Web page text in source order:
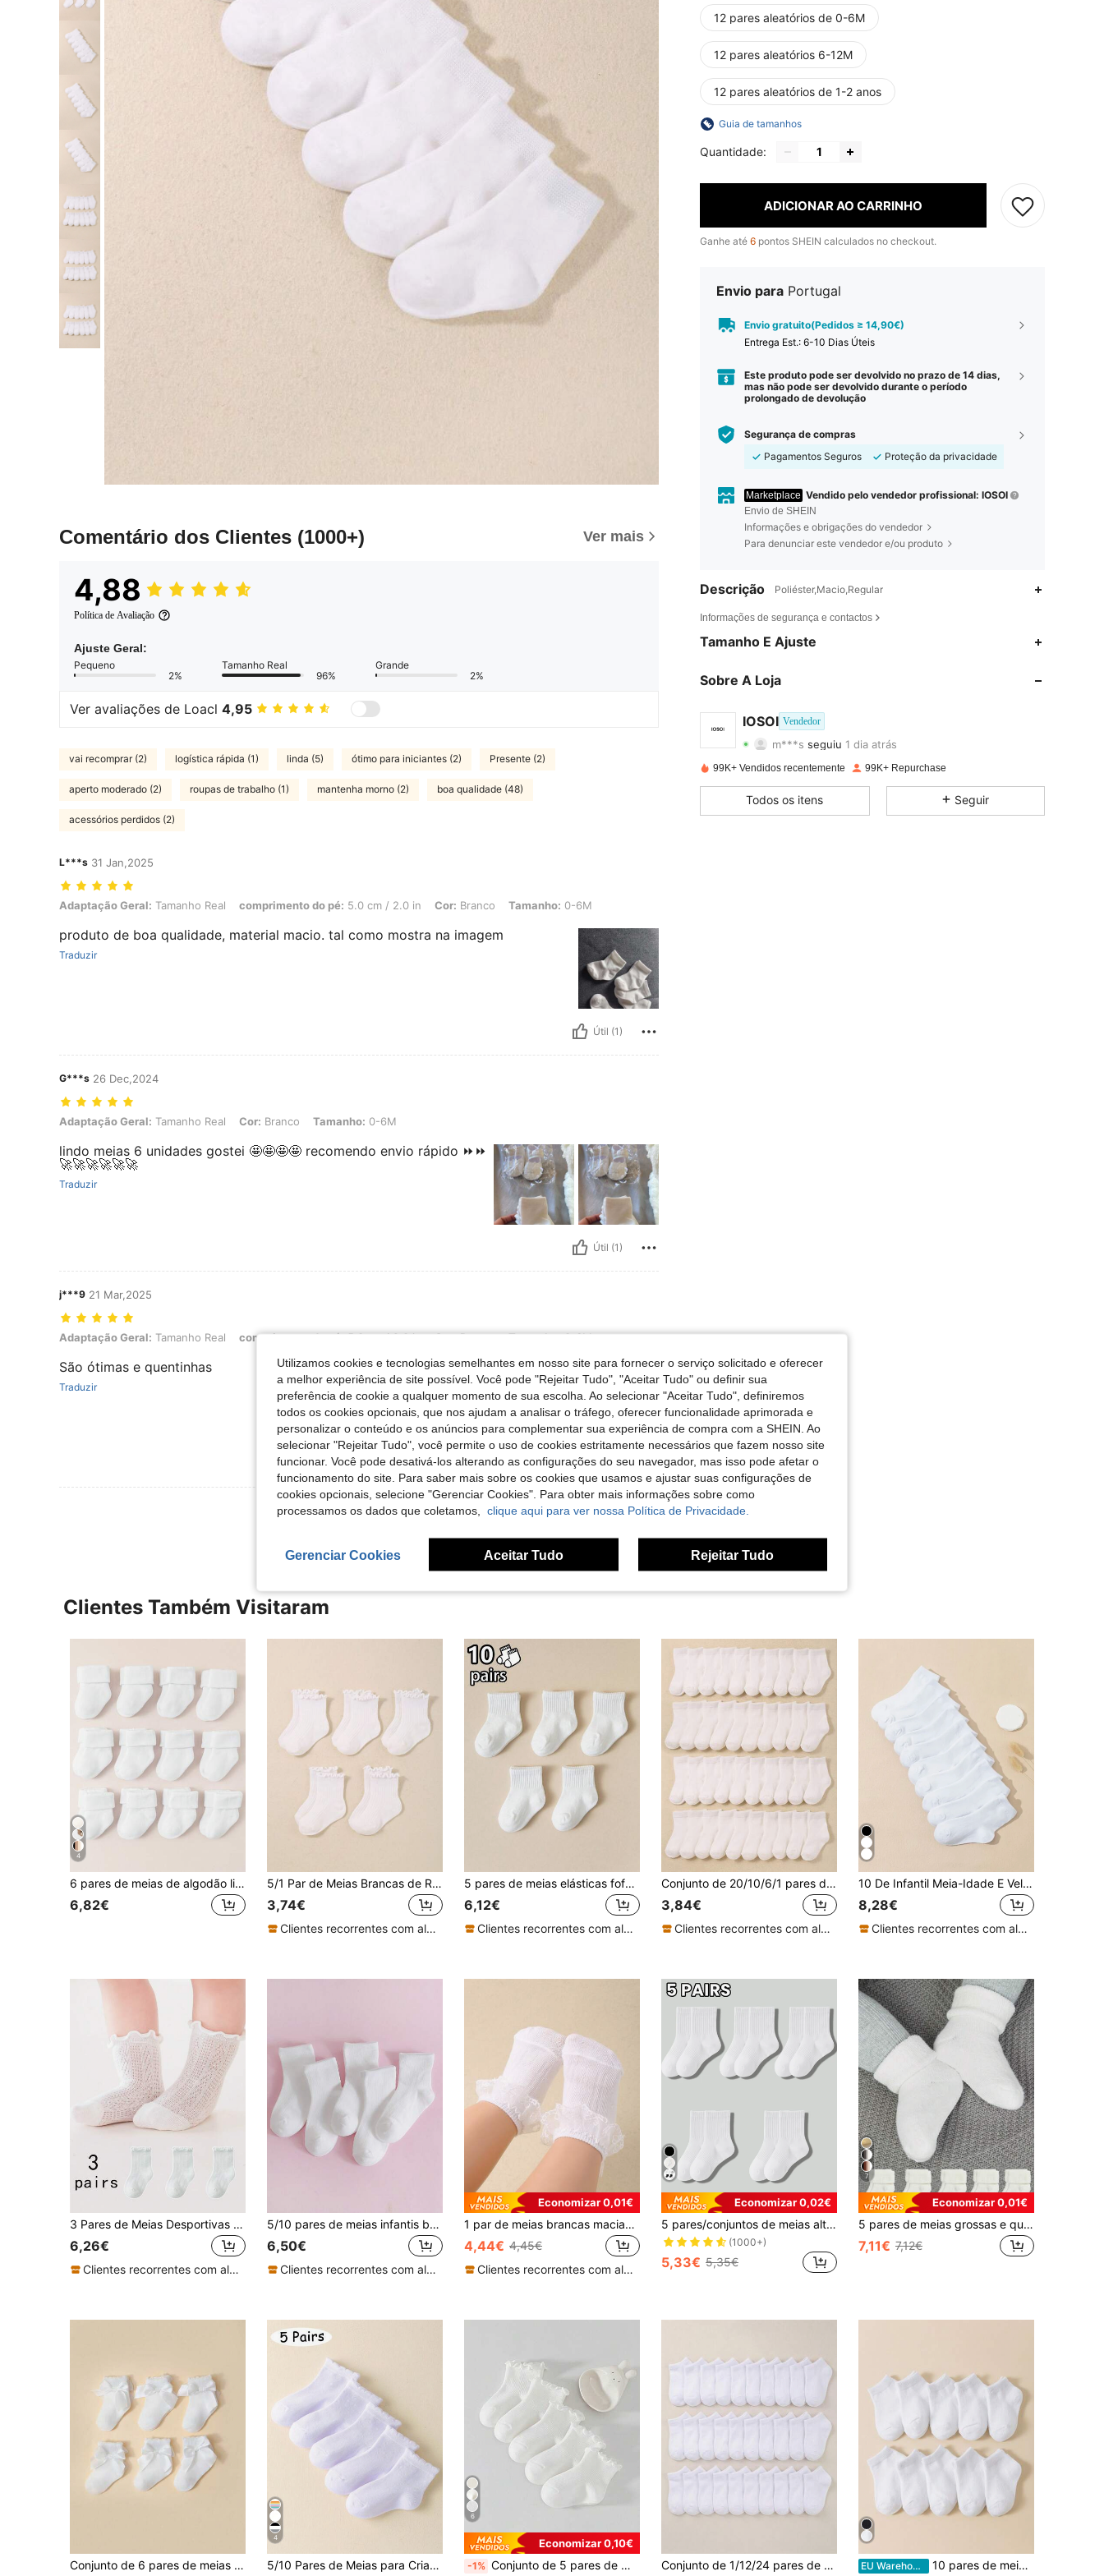
Comentário dos Clientes (1000+) Ver mais
4,88
Política de Avaliação
Ajuste Geral:
Pequeno
2%
Tamanho Real
96%
Grande
2%
Ver avaliações de Loacl 4,95
vai recomprar (2) logística rápida (1) linda (5) ótimo para iniciantes (2) Presente (2)
aperto moderado (2) roupas de trabalho (1) mantenha morno (2) boa qualidade (48)
acessórios perdidos (2)
L***s 31 Jan,2025
Adaptação Geral: Tamanho Real, comprimento do pé: 5.0 cm / 2.0 in, Cor: Branco, Tamanho: 0-6M
Adaptação Geral: Tamanho Real comprimento do pé: 5.0 cm / 2.0 in Cor: Branco Tamanho: 0-6M
produto de boa qualidade, material macio. tal como mostra na imagem
Traduzir
Útil (1)
G***s 26 Dec,2024
Adaptação Geral: Tamanho Real, Cor: Branco, Tamanho: 0-6M
Adaptação Geral: Tamanho Real Cor: Branco Tamanho: 0-6M
lindo meias 6 unidades gostei 🤩🤩🤩🤩 recomendo envio rápido ⏩⏩
🚀🚀🚀🚀🚀🚀
Traduzir
Útil (1)
j***9 21 Mar,2025
Adaptação Geral: Tamanho Real, comprimento do pé: 5.0 cm / 2.0 in, Cor: Branco, Tamanho: 0-6M
Adaptação Geral: Tamanho Real comprimento do pé:5.0 cm / 2.0 in Cor:Branco Tamanho:0-6M
São ótimas e quentinhas
Traduzir
Útil (0)
Ver Mais Avaliações
12 pares aleatórios de 0-6M
12 pares aleatórios 6-12M
12 pares aleatórios de 1-2 anos
Guia de tamanhos
Quantidade:
ADICIONAR AO CARRINHO
Ganhe até 6 pontos SHEIN calculados no checkout.
Envio para Portugal
Envio gratuito(Pedidos ≥ 14,90€)
Entrega Est.: 6-10 Dias Úteis
Este produto pode ser devolvido no prazo de 14 dias,
mas não pode ser devolvido durante o período
prolongado de devolução
Segurança de compras
Pagamentos Seguros
Proteção da privacidade
Marketplace Vendido pelo vendedor profissional: IOSOI
Envio de SHEIN
Informações e obrigações do vendedor
Para denunciar este vendedor e/ou produto
Descrição Poliéster,Macio,Regular
Informações de segurança e contactos
Tamanho E Ajuste
Sobre A Loja
IOSOI Vendedor
4,90
m***sseguiu
4,90 Avaliação 219 Itens 3.7K
4,90 219 3.7K
99K+ Vendidos recentemente 99K+ Repurchase
Todos os itens Seguir
Clientes Também Visitaram
4
6 pares de meias de algodão lisas para bebês recém-nascidos, macias, confortáveis e quentes para outono/inverno
6,82€
5/1 Par de Meias Brancas de Renda até à Panturrilha para Bebé Menina, Adequadas para Todas as Estações. Meias de Bebé com Borda Franzida, Meias para Recém-Nascido, Meias para Criança Pequena, Tecido Confortável e Respirável, Meias de Princesa para Bebé Menina, Design de Renda com Folhos, Podem ser Combinadas com Qualquer Roupa e Vestido, Meias Macias e Amigáveis para a Pele para Recém-Nascido até à Panturrilha, Frescas e Refrescantes para Uso no Verão, Escolha para Bebé Menina de 0-36 Meses.
3,74€
Clientes recorrentes com alta taxa de retorno
5 pares de meias elásticas fofas para bebês, unissex
6,12€
Clientes recorrentes com alta taxa de retorno
Conjunto de 20/10/6/1 pares de meias brancas unissex de cano médio, ideais para bebês, adequadas para todas as estações e para meninos e meninas. Perfeitas para recém-nascidos e crianças de 0 a 3 anos. Combinam com qualquer roupa e são feitas de material macio e agradável à pele.
3,84€
Clientes recorrentes com alta taxa de retorno
10 De Infantil Meia-Idade E Velho Infantil Verão Afinar Cor Sólida Moda Simples Jogo Todo Estudante Meias Mid-Tube
8,28€
Clientes recorrentes com alta taxa de retorno
3 Pares de Meias Desportivas Brancas Respiráveis de Cor Lisa para Rapazes e Raparigas, Adequadas para 0-12 Meses, 1-2-3-4-5-12 Anos
6,26€
Clientes recorrentes com alta taxa de retorno
5/10 pares de meias infantis brancas, novas, versáteis e combináveis, cor lisa, respiráveis, macias, com malha em grelha, para todas as estações, estilo escolar para estudantes
6,50€
Clientes recorrentes com alta taxa de retorno
Economizar 0,01€
1 par de meias brancas macias respiráveis de renda floral estilo princesa para meninas
4,44€ 4,45€
Clientes recorrentes com alta taxa de retorno
Economizar 0,02€
5 pares/conjuntos de meias altas para bebês, cores sólidas, simples, pretas, brancas e cinza, combinação
(1000+)
5,33€ 5,35€
7
Economizar 0,01€
5 pares de meias grossas e quentes de cor sólida para bebês, outono e inverno
7,11€ 7,12€
Conjunto de 6 pares de meias brancas com laço e pétalas, estilo espanhol, elegantes e casuais para mulheres e bebês.
4
5/10 Pares de Meias para Criança, Meias Brancas Finas de Verão para Rapariga com Babados, Cor Sólida, Simples e Casuais, Meias de Estudante
6
Economizar 0,10€
-1% Conjunto de 5 pares de meias infantis brancas lisas com acabamento em renda, macias e respiráveis, ideais para primavera, verão e todas as estações. Conjunto de 1/12/24 pares de meias macias para bebês, meias casuais unissex para crianças, meias confortáveis, elásticas e respiráveis para uso diário, adequadas para bebês de 0 a 36 meses, para todas as estações, meias para bebês, meias infantis, meias curtas, meias para bebês que ainda não andam, unissex, presente para volta às aulas, presente de Natal, conjunto essencial para recém-nascidos EU Warehouse 10 pares de meias brancas estilo barco para bebês, adequadas para meninos e meninas.
Utilizamos cookies e tecnologias semelhantes em nosso site para fornecer o serviço solicitado e oferecer
a melhor experiência de site possível. Você pode "Rejeitar Tudo", "Aceitar Tudo" ou definir sua
preferência de cookie a qualquer momento de sua escolha. Ao selecionar "Aceitar Tudo", definiremos
todos os cookies opcionais, que nos ajudam a analisar o tráfego, oferecer funcionalidade aprimorada e
personalizar o conteúdo e os anúncios para complementar sua experiência de compra com a SHEIN. Ao
selecionar "Rejeitar Tudo", você permite o uso de cookies estritamente necessários que fazem nosso site
funcionar. Você pode desativá-los alterando as configurações do seu navegador, mas isso pode afetar o
funcionamento do site. Para saber mais sobre os cookies que usamos e ajustar suas configurações de
cookies opcionais, selecione "Gerenciar Cookies". Para obter mais informações sobre como
processamos os dados que coletamos, clique aqui para ver nossa Política de Privacidade.
Gerenciar Cookies Aceitar Tudo Rejeitar Tudo